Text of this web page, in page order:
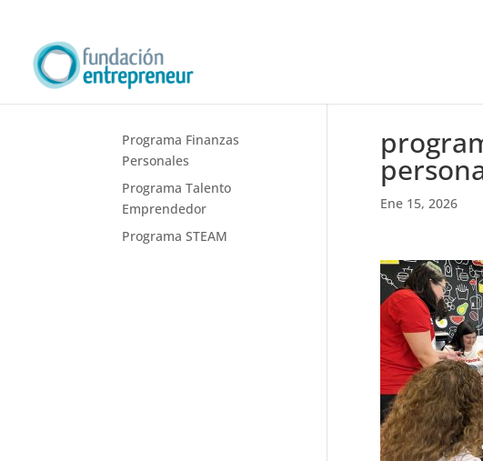
Ene 15, 2026
Programa Finanzas
Personales
Programa Talento
Emprendedor
Programa STEAM